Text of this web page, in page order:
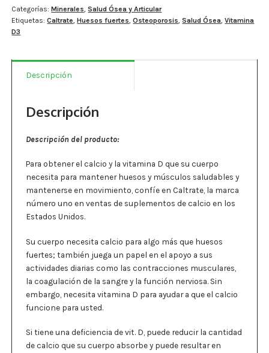
Estados De Ánimo
Control Del Peso
Cocó March
Salud Visual
Multivitaminas Adultos 50 Años A Más
Multivitaminas Niños
D3
+
Minerales
165
tabletas
cantidad
Categorías:Minerales,Salud Ósea y Articular
Etiquetas:Caltrate,Huesos fuertes,Osteoporosis,Salud Ósea,Vitamina
D3
Descripción
Descripción
Descripción del producto:
Para obtener el calcio y la vitamina D que su cuerpo
necesita para mantener huesos y músculos saludables y
mantenerse en movimiento, confíe en Caltrate, la marca
número uno en ventas de suplementos de calcio en los
Estados Unidos.
Su cuerpo necesita calcio para algo más que huesos
fuertes; también juega un papel en el apoyo a sus
actividades diarias como las contracciones musculares,
la coagulación de la sangre y la función nerviosa. Sin
embargo, necesita vitamina D para ayudar a que el calcio
funcione para usted.
Si tiene una deficiencia de vit. D, puede reducir la cantidad
de calcio que su cuerpo absorbe y puede resultar en